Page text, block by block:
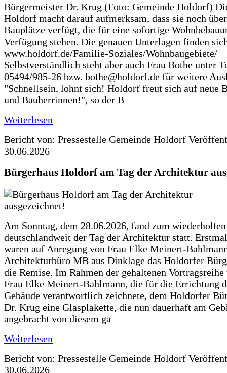
Bürgermeister Dr. Krug (Foto: Gemeinde Holdorf)
Holdorf macht darauf aufmerksam, dass sie noch
Bauplätze verfügt, die für eine sofortige
Verfügung stehen. Die genauen Unterlagen finden
www.holdorf.de/Familie-Soziales/Wohnbaugebiete/
Selbstverständlich steht aber auch Frau Bothe unter
05494/985-26 bzw. bothe@holdorf.de für weitere
"Schnellsein, lohnt sich! Holdorf freut sich auf neue
und Bauherrinnen!", so der B
Weiterlesen
Bericht von: Pressestelle Gemeinde Holdorf
30.06.2026
Bürgerhaus Holdorf am Tag der Architektur
Am Sonntag, dem 28.06.2026, fand zum
deutschlandweit der Tag der Architektur statt.
waren auf Anregung von Frau Elke Meinert-
Architekturbüro MB aus Dinklage das Holdorfer
die Remise. Im Rahmen der gehaltenen
Frau Elke Meinert-Bahlmann, die für die Errichtung
Gebäude verantwortlich zeichnete, dem Holdorfer
Dr. Krug eine Glasplakette, die nun dauerhaft am
angebracht von diesem ga
Weiterlesen
Bericht von: Pressestelle Gemeinde Holdorf
30.06.2026